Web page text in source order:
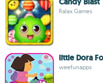
Ralax Games
little Dora
weefunapps